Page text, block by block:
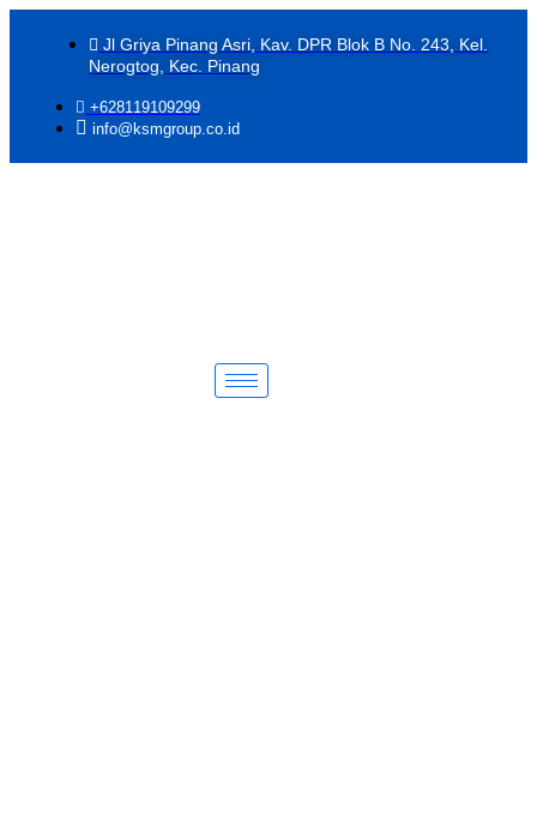
Jl Griya Pinang Asri, Kav. DPR Blok B No. 243, Kel.
Nerogtog, Kec. Pinang
+628119109299
info@ksmgroup.co.id